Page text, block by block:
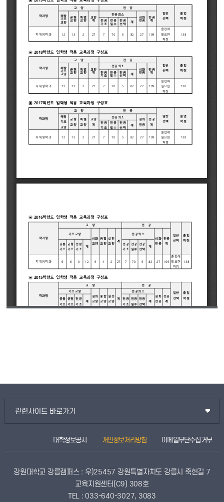
관련사이트 바로가기
대학정보공시 개인정보처리방침 이메일무단수집거부
강원대학교 강릉캠퍼스 : 우)25457 강원특별자치도 강릉시 죽헌길 7
교육지원센터(C9) 308호
TEL : 033-640-3027, 3083